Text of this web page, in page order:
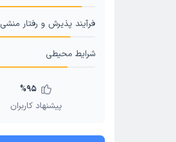
فرآیند پذیرش و رفتار منشی
شرایط محیطی
%95
پیشنهاد کاربران